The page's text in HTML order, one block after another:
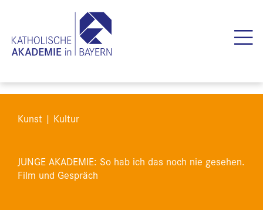
Kunst | Kultur
JUNGE AKADEMIE: So hab ich das noch nie gesehen.
Film und Gespräch